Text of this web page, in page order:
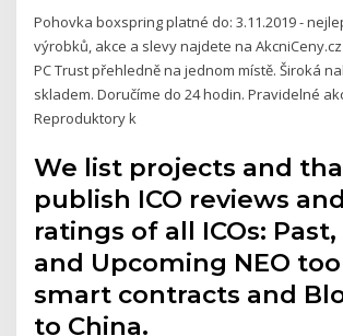
Pohovka boxspring platné do: 3.11.2019 -
výrobků, akce a slevy najdete na
PC Trust přehledně na jednom místě. Široká
skladem. Doručíme do 24 hodin. Pravidelné
Reproduktory k
We list projects and
publish ICO reviews
ratings of all ICOs:
and Upcoming NEO
smart contracts and
to China.